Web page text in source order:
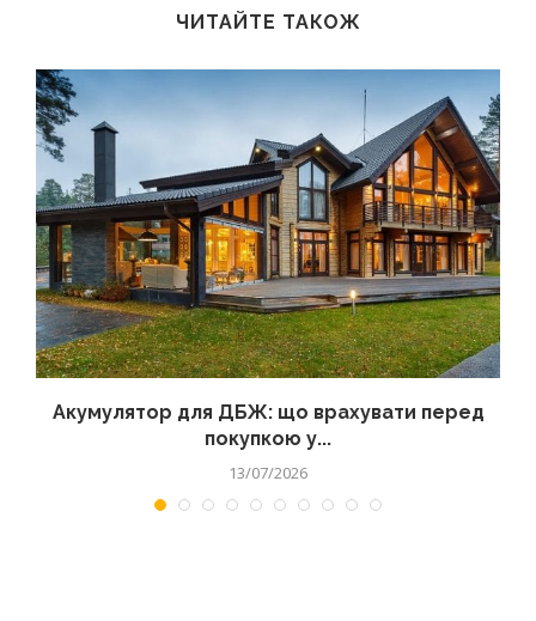
ЧИТАЙТЕ ТАКОЖ
Акумулятор для ДБЖ: що врахувати перед
покупкою у...
13/07/2026